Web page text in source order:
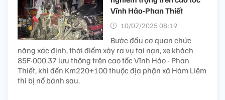
Vĩnh Hảo-Phan Thiết
10/07/2025 08:19’
Bước đầu cơ quan chức
năng xác định, thời điểm xảy ra vụ tai nạn, xe khách
85F-000.37 lưu thông trên cao tốc Vĩnh Hảo - Phan
Thiết, khi đến Km220+100 thuộc địa phận xã Hàm Liêm
thì bị nổ bánh sau.